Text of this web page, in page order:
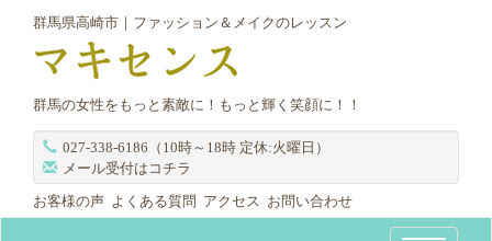
群馬県高崎市｜ファッション＆メイクのレッスン
群馬の女性をもっと素敵に！もっと輝く笑顔に！！
027-338-6186（10時～18時 定休:火曜日）
メール受付はコチラ
お客様の声 よくある質問 アクセス お問い合わせ